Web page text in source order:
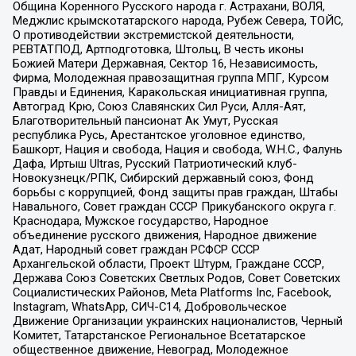
Община Коренного Русского народа г. Астрахани, ВОЛЯ,
Меджлис крымскотатарского народа, Рубеж Севера, ТОЙС,
О противодействии экстремистской деятельности,
РЕВТАТПОД, Артподготовка, Штольц, В честь иконы
Божией Матери Державная, Сектор 16, Независимость,
Фирма, Молодежная правозащитная группа МПГ, Курсом
Правды и Единения, Каракольская инициативная группа,
Автоград Крю, Союз Славянских Сил Руси, Алля-Аят,
Благотворительный пансионат Ак Умут, Русская
республика Русь, Арестантское уголовное единство,
Башкорт, Нация и свобода, Нация и свобода, W.H.С., Фалунь
Дафа, Иртыш Ultras, Русский Патриотический клуб-
Новокузнецк/РПК, Сибирский державный союз, Фонд
борьбы с коррупцией, Фонд защиты прав граждан, Штабы
Навального, Совет граждан СССР Прикубанского округа г.
Краснодара, Мужское государство, Народное
объединение русского движения, Народное движение
Адат, Народный совет граждан РСФСР СССР
Архангельской области, Проект Штурм, Граждане СССР,
Держава Союз Советских Светлых Родов, Совет Советских
Социалистических Районов, Meta Platforms Inc, Facebook,
Instagram, WhatsApp, СИЧ-С14, Добровольческое
Движение Организации украинских националистов, Черный
Комитет, Татарстанское Региональное Всетатарское
общественное движение, Невоград, Молодежное